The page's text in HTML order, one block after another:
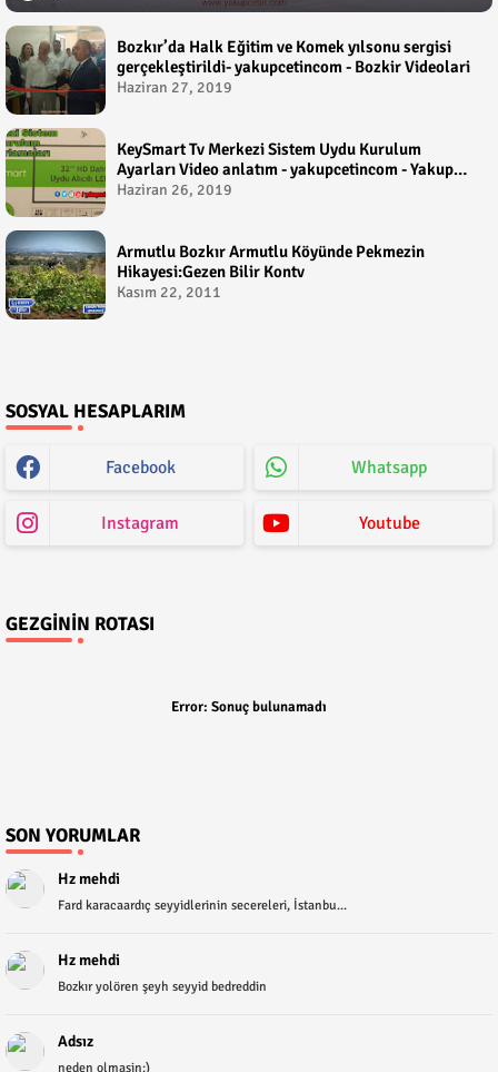
Bozkır’da Halk Eğitim ve Komek yılsonu sergisi
gerçekleştirildi- yakupcetincom - Bozkir Videolari
Haziran 27, 2019
KeySmart Tv Merkezi Sistem Uydu Kurulum
Ayarları Video anlatım - yakupcetincom - Yakup
Çetin
Haziran 26, 2019
Armutlu Bozkır Armutlu Köyünde Pekmezin
Hikayesi:Gezen Bilir Kontv
Kasım 22, 2011
SOSYAL HESAPLARIM
Facebook Whatsapp
Instagram Youtube
GEZGININ ROTASI
Error: Sonuç bulunamadı
SON YORUMLAR
Hz mehdi
Fard karacaardıç seyyidlerinin secereleri, İstanbu...
Hz mehdi
Bozkır yolören şeyh seyyid bedreddin
Adsız
neden olmasin:)